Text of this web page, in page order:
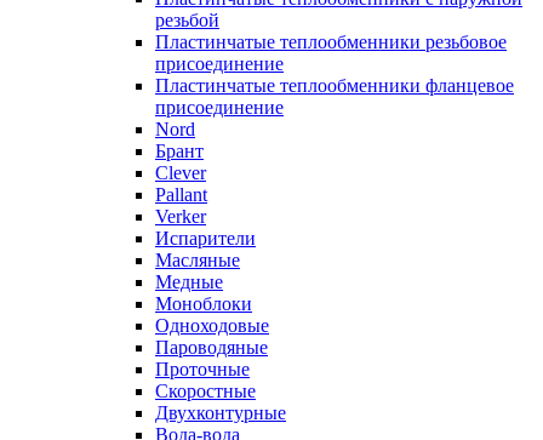
резьбой
Пластинчатые теплообменники резьбовое
присоединение
Пластинчатые теплообменники фланцевое
присоединение
Nord
Брант
Clever
Pallant
Verker
Испарители
Масляные
Медные
Моноблоки
Одноходовые
Пароводяные
Проточные
Скоростные
Двухконтурные
Вода-вода